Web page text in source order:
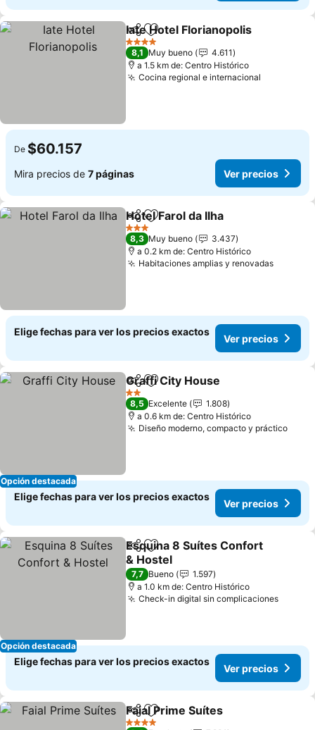
CompartirAgregar a favoritos
Iate Hotel Florianopolis
4 Estrellas
8,1 Muy bueno
4.611
a 1.5 km de: Centro Histórico
Cocina regional e internacional
De $60.157
Mira precios de 7 páginas Ver precios
CompartirAgregar a favoritos
Hotel Farol da Ilha
3 Estrellas
8,3 Muy bueno
3.437
a 0.2 km de: Centro Histórico
Habitaciones amplias y renovadasVer
Elige fechas para ver los precios exactos
Ver precios
Opción destacada
CompartirAgregar a favoritos
Graffi City House
2 Estrellas
8,5 Excelente
1.808
a 0.6 km de: Centro Histórico
Diseño moderno, compacto y prácticoVer
Elige fechas para ver los precios exactos
Ver precios
Opción destacada
CompartirAgregar a favoritos
Esquina 8 Suítes Confort
& Hostel
Ver precios
7,7 Bueno
1.597
a 1.0 km de: Centro Histórico
Check-in digital sin complicacionesVer
Elige fechas para ver los precios exactos
Ver precios
CompartirAgregar a favoritos
Faial Prime Suítes
4 Estrellas